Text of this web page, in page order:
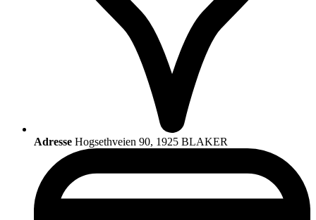
Adresse Hogsethveien 90, 1925 BLAKER